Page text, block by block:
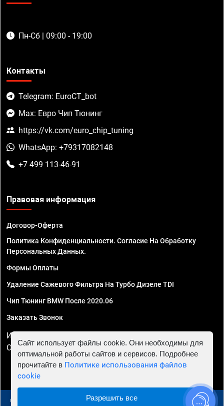
Пн-Сб | 09:00 - 19:00
Контакты
Telegram: EuroCT_bot
Max: Евро Чип Тюнинг
https://vk.com/euro_chip_tuning
WhatsApp: +79317082148
+7 499 113-46-91
Правовая информация
Договор-Оферта
Политика Конфиденциальности. Согласие На Обработку
Персональных Данных.
Формы Оплаты
Удаление Сажевого Фильтра На Турбо Дизеле TDI
Чип Тюнинг BMW После 2020.06
Заказать Звонок
ИП Смирнов Георгий Павлович. ИНН 781302555843,
ОГРНИП 324470400032610
© 2010 - 2026 Чип тюнинг в Москве и МО - Автосервис
Сайт использует файлы cookie. Они необходимы для
оптимальной работы сайтов и сервисов. Подробнее
прочитайте в Политике использования файлов
cookie
Разрешить все